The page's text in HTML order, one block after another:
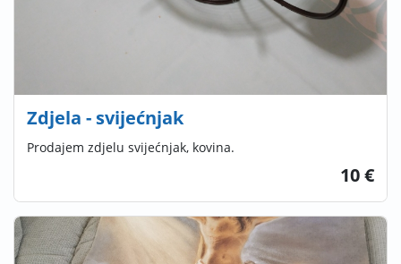
Zdjela - svijećnjak
Prodajem zdjelu svijećnjak, kovina.
10 €